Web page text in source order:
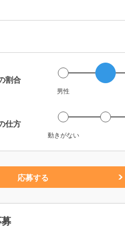
割合
男性
仕方
動きがない
応募する